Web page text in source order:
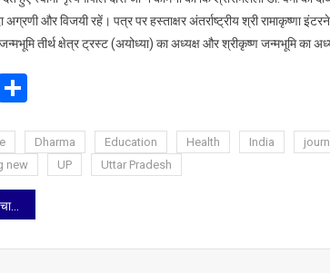
अग्रणी और विजयी रहें। पत्र पर हस्ताक्षर अंतर्राष्ट्रीय श्री रामाकृष्णा
जन्मभूमि तीर्थ क्षेत्र ट्रस्ट (अयोध्या) का अध्यक्ष और श्रीकृष्ण जन्मभूमि का
Dharma Education Health India
new UP Uttar Pradesh
में